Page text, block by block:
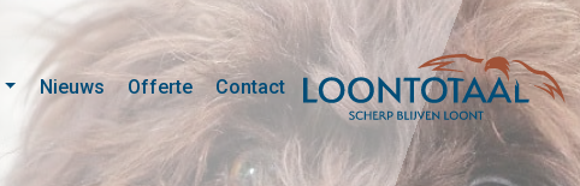
Nieuws Offerte Contact